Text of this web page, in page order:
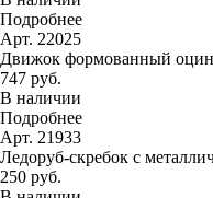
Подробнее
Арт. 22025
Движок формованный
747 руб.
В наличии
Подробнее
Арт. 21933
Ледоруб-скребок с
250 руб.